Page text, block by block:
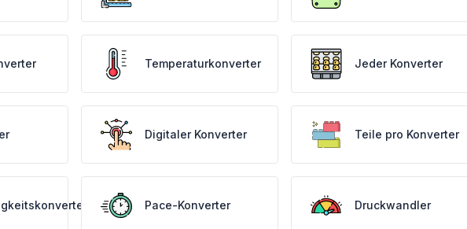
Temperaturkonverter Jeder Konverter
Digitaler Konverter Teile pro Konverter
Pace-Konverter Druckwandler